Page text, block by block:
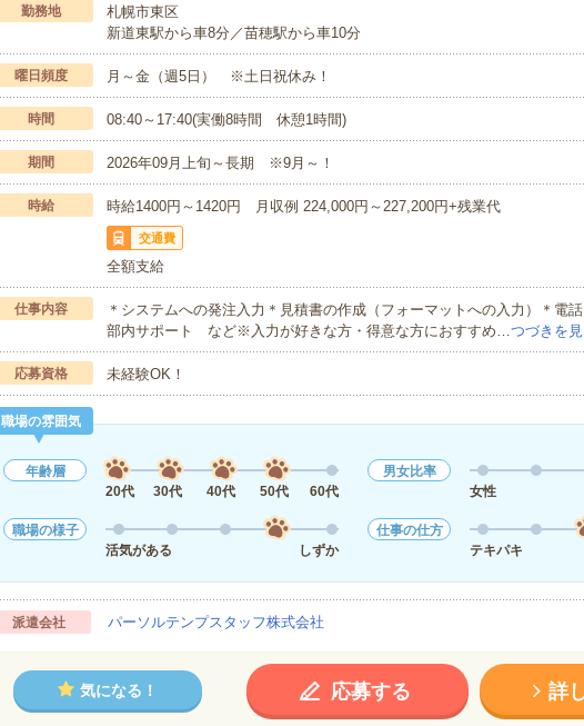
勤務地
札幌市東区
新道東駅から車8分／苗穂駅から車10分
曜日頻度 月～金（週5日） ※土日祝休み！
時間 08:40～17:40(実働8時間 休憩1時間)
期間 2026年09月上旬～長期 ※9月～！
時給 時給1400円～1420円 月収例 224,000円～227,200円+残業代
交通費
全額支給
仕事内容
＊システムへの発注入力＊見積書の作成（フォーマットへの入力）＊電
部内サポート など※入力が好きな方・得意な方におすすめ…つづきを
応募資格 未経験OK！
職場の雰囲気
年齢層
20代
30代 40代 50代 60代
男女比率
女性
職場の様子
活気がある
しずか
仕事の仕方
テキパキ
派遣会社 パーソルテンプスタッフ株式会社
気になる！ 応募する 詳